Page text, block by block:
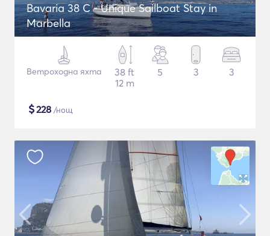
Bavaria 38 C - Unique Sailboat Stay in
Marbella
Ветроходна яхта
38 ft
12 m
5 3 3
$228 /нощ